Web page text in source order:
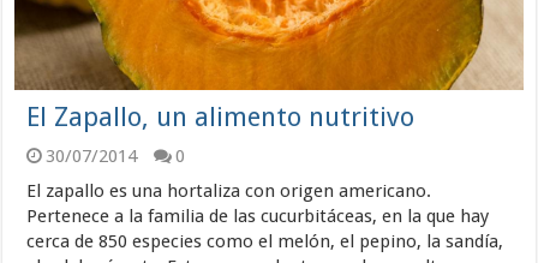
El Zapallo, un alimento nutritivo
30/07/2014
0
El zapallo es una hortaliza con origen americano.
Pertenece a la familia de las cucurbitáceas, en la que hay
cerca de 850 especies como el melón, el pepino, la sandía,